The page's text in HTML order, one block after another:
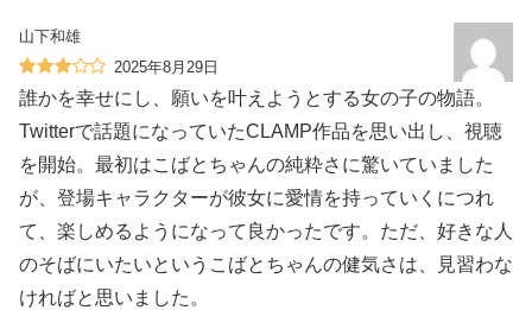
山下和雄
2025年8月29日
誰かを幸せにし、願いを叶えようとする女の子の物語。
Twitterで話題になっていたCLAMP作品を思い出し、視聴
を開始。最初はこばとちゃんの純粋さに驚いていました
が、登場キャラクターが彼女に愛情を持っていくにつれ
て、楽しめるようになって良かったです。ただ、好きな人
のそばにいたいというこばとちゃんの健気さは、見習わな
ければと思いました。